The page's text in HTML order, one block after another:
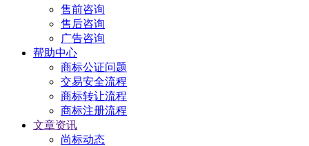
售前咨询
售后咨询
广告咨询
帮助中心
商标公证问题
交易安全流程
商标转让流程
商标注册流程
文章资讯
尚标动态